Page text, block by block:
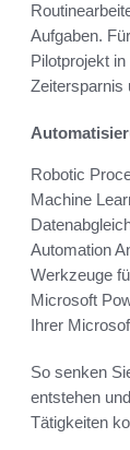
Aufgaben.
Pilotprojekt
Zeitersparnis
Robotic
Machine
Automation
Werkzeuge
Microsoft
Ihrer
So senken
entstehen
Tätigkeiten